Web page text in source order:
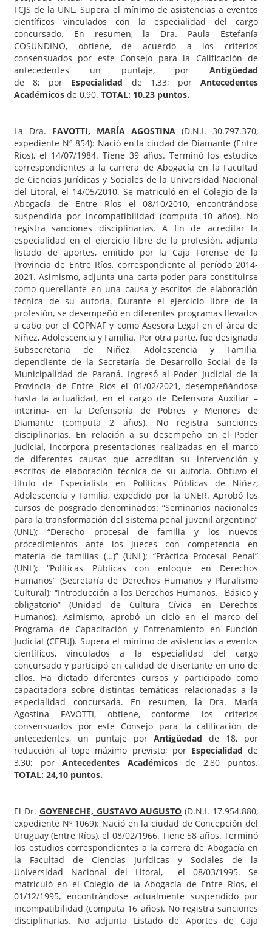
FCJS de la UNL. Supera el mínimo de asistencias a eventos
científicos vinculados con la especialidad del cargo
concursado. En resumen, la Dra. Paula Estefanía
COSUNDINO, obtiene, de acuerdo a los criterios
consensuados por este Consejo para la Calificación de
antecedentes un puntaje, por Antigüedad
de 8; por Especialidad de 1,33; porAntecedentes
Académicos de 0,90. TOTAL: 10,23 puntos.
La Dra. FAVOTTI, MARÍA AGOSTINA (D.N.I. 30.797.370,
expediente Nº 854): Nació en la ciudad de Diamante (Entre
Ríos), el 14/07/1984. Tiene 39 años. Terminó los estudios
correspondientes a la carrera de Abogacía en la Facultad
de Ciencias Jurídicas y Sociales de la Universidad Nacional
del Litoral, el 14/05/2010. Se matriculó en el Colegio de la
Abogacía de Entre Ríos el 08/10/2010, encontrándose
suspendida por incompatibilidad (computa 10 años). No
registra sanciones disciplinarias. A fin de acreditar la
especialidad en el ejercicio libre de la profesión, adjunta
listado de aportes, emitido por la Caja Forense de la
Provincia de Entre Ríos, correspondiente al período 2014-
2021. Asimismo, adjunta una carta poder para constituirse
como querellante en una causa y escritos de elaboración
técnica de su autoría. Durante el ejercicio libre de la
profesión, se desempeñó en diferentes programas llevados
a cabo por el COPNAF y como Asesora Legal en el área de
Niñez, Adolescencia y Familia. Por otra parte, fue designada
Subsecretaria de Niñez, Adolescencia y Familia,
dependiente de la Secretaría de Desarrollo Social de la
Municipalidad de Paraná. Ingresó al Poder Judicial de la
Provincia de Entre Ríos el 01/02/2021, desempeñándose
hasta la actualidad, en el cargo de Defensora Auxiliar –
interina- en la Defensoría de Pobres y Menores de
Diamante (computa 2 años). No registra sanciones
disciplinarias. En relación a su desempeño en el Poder
Judicial, incorpora presentaciones realizadas en el marco
de diferentes causas que acreditan su intervención y
escritos de elaboración técnica de su autoría. Obtuvo el
título de Especialista en Políticas Públicas de Niñez,
Adolescencia y Familia, expedido por la UNER. Aprobó los
cursos de posgrado denominados: “Seminarios nacionales
para la transformación del sistema penal juvenil argentino”
(UNL); “Derecho procesal de familia y los nuevos
procedimientos ante los jueces con competencia en
materia de familias (…)” (UNL); “Práctica Procesal Penal”
(UNL); “Políticas Públicas con enfoque en Derechos
Humanos” (Secretaría de Derechos Humanos y Pluralismo
Cultural); “Introducción a los Derechos Humanos. Básico y
obligatorio” (Unidad de Cultura Cívica en Derechos
Humanos). Asimismo, aprobó un ciclo en el marco del
Programa de Capacitación y Entrenamiento en Función
Judicial (CEFUJ). Supera el mínimo de asistencias a eventos
científicos, vinculados a la especialidad del cargo
concursado y participó en calidad de disertante en uno de
ellos. Ha dictado diferentes cursos y participado como
capacitadora sobre distintas temáticas relacionadas a la
especialidad concursada. En resumen, la Dra. María
Agostina FAVOTTI, obtiene, conforme los criterios
consensuados por este Consejo para la calificación de
antecedentes, un puntaje porAntigüedad de 18, por
reducción al tope máximo previsto; por Especialidad de
3,30; por Antecedentes Académicosde 2,80 puntos.
TOTAL: 24,10 puntos.
El Dr. GOYENECHE, GUSTAVO AUGUSTO (D.N.I. 17.954.880,
expediente Nº 1069): Nació en la ciudad de Concepción del
Uruguay (Entre Ríos), el 08/02/1966. Tiene 58 años. Terminó
los estudios correspondientes a la carrera de Abogacía en
la Facultad de Ciencias Jurídicas y Sociales de la
Universidad Nacional del Litoral, el 08/03/1995. Se
matriculó en el Colegio de la Abogacía de Entre Ríos, el
01/12/1995, encontrándose actualmente suspendido por
incompatibilidad (computa 16 años). No registra sanciones
disciplinarias. No adjunta Listado de Aportes de Caja